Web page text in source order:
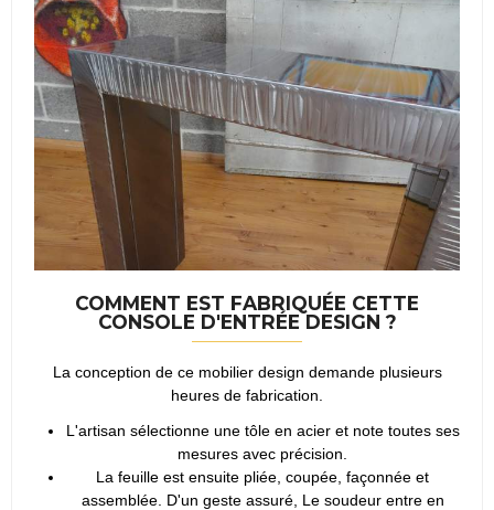
COMMENT EST FABRIQUÉE CETTE
CONSOLE D'ENTRÉE DESIGN ?
La conception de ce mobilier design demande plusieurs
heures de fabrication.
L'artisan sélectionne une tôle en acier et note toutes ses
mesures avec précision.
La feuille est ensuite pliée, coupée, façonnée et
assemblée. D'un geste assuré, Le soudeur entre en